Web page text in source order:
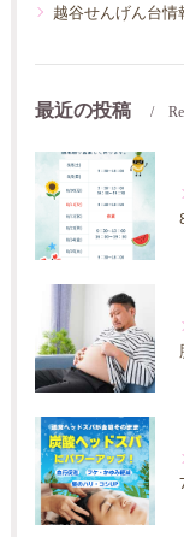
越谷せんげん台情
最近の投稿